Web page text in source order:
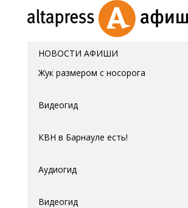
НОВОСТИ АФИШИ
Жук размером с носорога
Видеогид
КВН в Барнауле есть!
Аудиогид
Видеогид